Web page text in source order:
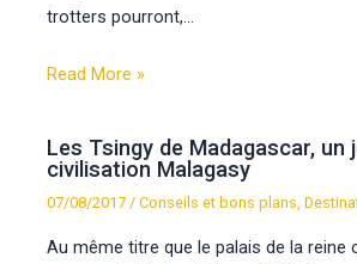
trotters pourront,…
Read More »
Les Tsingy de Madagascar, un
civilisation Malagasy
07/08/2017/Conseils et bons plans,
Au même titre que le palais de la reine